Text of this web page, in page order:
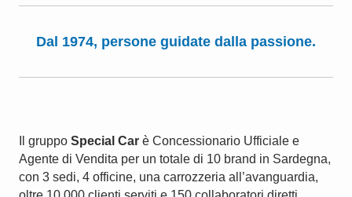
Dal 1974, persone guidate dalla passione.
Il gruppo Special Car è Concessionario Ufficiale e
Agente di Vendita per un totale di 10 brand in Sardegna,
con 3 sedi, 4 officine, una carrozzeria all’avanguardia,